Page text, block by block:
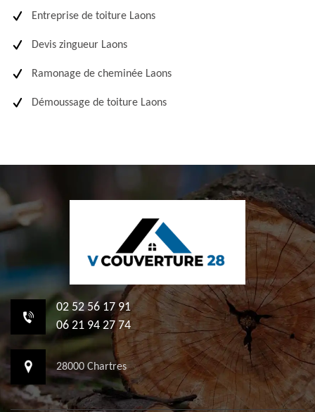
Entreprise de toiture Laons
Devis zingueur Laons
Ramonage de cheminée Laons
Démoussage de toiture Laons
02 52 56 17 91
06 21 94 27 74
28000 Chartres